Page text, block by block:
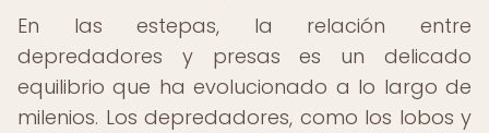
En las estepas, la relación entre
depredadores y presas es un delicado
equilibrio que ha evolucionado a lo largo de
milenios. Los depredadores, como los lobos y